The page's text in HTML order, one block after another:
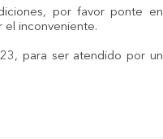
por favor ponte en
el inconveniente.
para ser atendido por un